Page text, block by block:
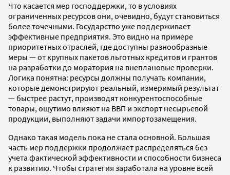
Что касается мер господдержки, то в условиях
ограниченных ресурсов они, очевидно, будут становиться
более точечными. Государство уже поддерживает
эффективные предприятия. Это видно на примере
приоритетных отраслей, где доступны разнообразные
меры — от крупных пакетов льготных кредитов и грантов
на разработки до моратория на внеплановые проверки.
Логика понятна: ресурсы должны получать компании,
которые демонстрируют реальный, измеримый результат
— быстрее растут, производят конкурентоспособные
товары, ощутимо влияют на ВВП и экспорт несырьевой
продукции, выполняют задачи импортозамещения.
Однако такая модель пока не стала основной. Большая
часть мер поддержки продолжает распределяться без
учета фактической эффективности и способности бизнеса
к развитию. Чтобы стратегия заработала на уровне всей